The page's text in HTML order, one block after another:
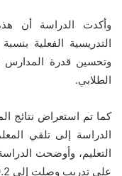
وأكدت الدراسة أن
وتحسين قدرة المدارس
الطلابي.
كما تم استعراض نتائج
الدراسة إلى تلقي
التعليم، وأوضحت
على تدريب وصلت إلى 70.2%.